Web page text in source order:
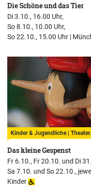
Die Schöne und das Tier
Di 3.10., 16.00 Uhr,
So 8.10., 10.00 Uhr,
So 22.10., 15.00 Uhr |
Kinder & Jugendliche |
Das kleine Gespenst
Fr 6.10., Fr 20.10. und Di
Sa 7.10. und So 22.10.,
Kinder